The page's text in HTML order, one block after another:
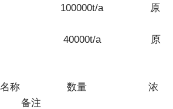
a 原
a 原
害物料名称 数量 浓
注